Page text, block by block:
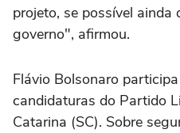
projeto, se possível
governo", afirmou.
Flávio Bolsonaro
candidaturas do Partido
Catarina (SC). Sobre